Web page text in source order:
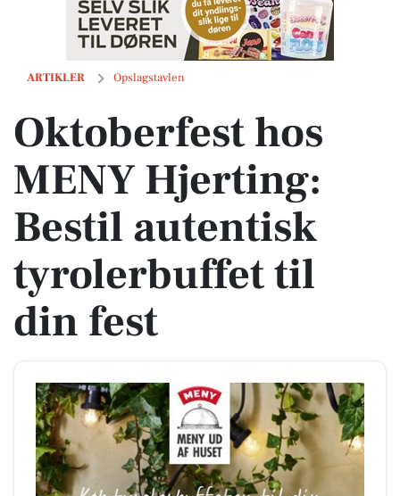
ARTIKLER Opslagstavlen
Oktoberfest hos MENY Hjerting: Bestil autentisk tyrolerbuffet til din
Oktoberfest hos
MENY Hjerting:
Bestil autentisk
tyrolerbuffet til
din fest